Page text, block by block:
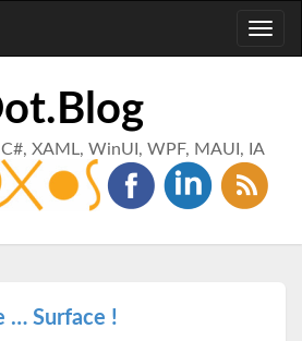
XAML, WinUI, WPF, MAUI, IA
… Surface !